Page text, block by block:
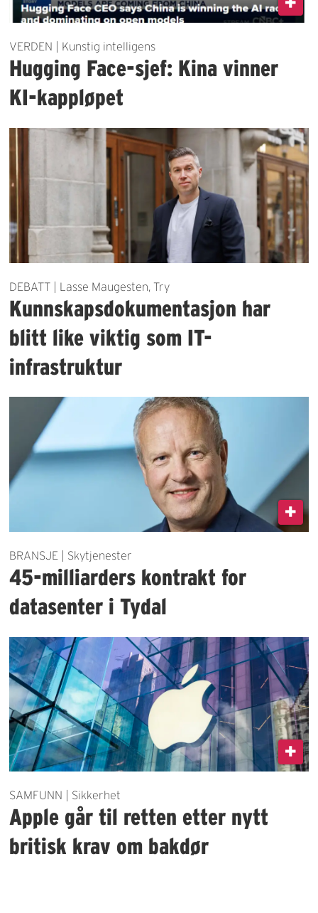
VERDEN | Kunstig intelligens
Hugging Face-sjef: Kina vinner
KI-kappløpet
DEBATT | Lasse Maugesten, Try
Kunnskapsdokumentasjon har
blitt like viktig som IT-
infrastruktur
BRANSJE | Skytjenester
45-milliarders kontrakt for
datasenter i Tydal
SAMFUNN | Sikkerhet
Apple går til retten etter nytt
britisk krav om bakdør